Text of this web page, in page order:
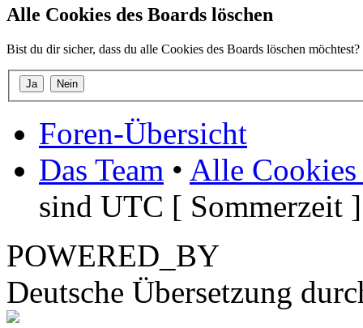
Alle Cookies des Boards löschen
Bist du dir sicher, dass du alle Cookies des Boards löschen möchtest?
Foren-Übersicht
Das Team • Alle Cookies
sind UTC [ Sommerzeit ]
POWERED_BY
Deutsche Übersetzung